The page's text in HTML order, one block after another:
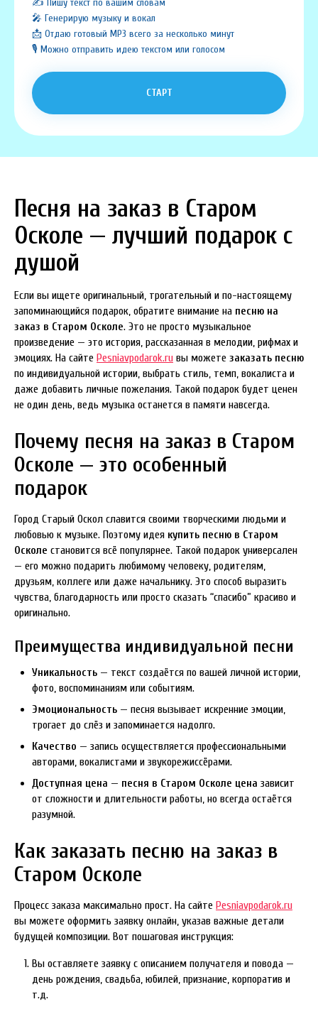
✍️ Пишу текст по вашим словам
🎤 Генерирую музыку и вокал
📩 Отдаю готовый MP3 всего за несколько минут
🎙️ Можно отправить идею текстом или голосом
СТАРТ
Песня на заказ в Старом
Осколе — лучший подарок с
душой
Если вы ищете оригинальный, трогательный и по-настоящему
запоминающийся подарок, обратите внимание на песню на
заказ в Старом Осколе. Это не просто музыкальное
произведение — это история, рассказанная в мелодии, рифмах и
эмоциях. На сайте Pesniavpodarok.ru вы можете заказать песню
по индивидуальной истории, выбрать стиль, темп, вокалиста и
даже добавить личные пожелания. Такой подарок будет ценен
не один день, ведь музыка останется в памяти навсегда.
Почему песня на заказ в Старом
Осколе — это особенный
подарок
Город Старый Оскол славится своими творческими людьми и
любовью к музыке. Поэтому идея купить песню в Старом
Осколе становится всё популярнее. Такой подарок универсален
— его можно подарить любимому человеку, родителям,
друзьям, коллеге или даже начальнику. Это способ выразить
чувства, благодарность или просто сказать “спасибо” красиво и
оригинально.
Преимущества индивидуальной песни
Уникальность — текст создаётся по вашей личной истории,
фото, воспоминаниям или событиям.
Эмоциональность — песня вызывает искренние эмоции,
трогает до слёз и запоминается надолго.
Качество — запись осуществляется профессиональными
авторами, вокалистами и звукорежиссёрами.
Доступная цена — песня в Старом Осколе цена зависит
от сложности и длительности работы, но всегда остаётся
разумной.
Как заказать песню на заказ в
Старом Осколе
Процесс заказа максимально прост. На сайте Pesniavpodarok.ru
вы можете оформить заявку онлайн, указав важные детали
будущей композиции. Вот пошаговая инструкция:
Вы оставляете заявку с описанием получателя и повода —
день рождения, свадьба, юбилей, признание, корпоратив и
т.д.